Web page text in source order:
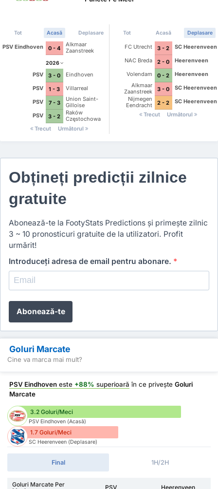
Tot Acasă Deplasare
PSV Eindhoven 0 - 4
Alkmaar
Zaanstreek
2026
PSV 3 - 0
Eindhoven
PSV
1 - 3
Villarreal
PSV
7 - 3
Union Saint-
Gilloise
PSV
3 - 2
Raków
Częstochowa
Trecut
Următorul
Tot Acasă Deplasare
FC Utrecht 3 - 2
SC Heerenveen
NAC Breda
2 - 0
Heerenveen
Volendam
0 - 2
Heerenveen
Alkmaar
Zaanstreek
3 - 0
SC Heerenveen
Nijmegen
Eendracht
Combinatie
2 - 2
SC Heerenveen
Trecut
Următorul
Obțineți predicții zilnice
gratuite
Abonează-te la FootyStats Predictions și primește zilnic
3 ~ 10 pronosticuri gratuite de la utilizatori. Profit
urmărit!
Introduceți adresa de email pentru abonare. *
Abonează-te
Goluri Marcate
Cine va marca mai mult?
PSV Eindhoven este +88% superioară în ce privește Goluri
Marcate
3.2 Goluri/Meci
PSV Eindhoven (Acasă)
1.7 Goluri/Meci
SC Heerenveen (Deplasare)
Final 1H/2H
Goluri Marcate Per
PSV Heerenveen